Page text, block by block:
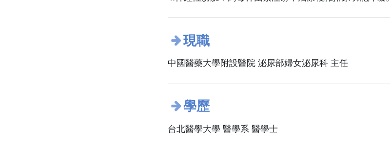
現職
中國醫藥大學附設醫院 泌尿部婦女泌尿科 主任
學歷
台北醫學大學 醫學系 醫學士